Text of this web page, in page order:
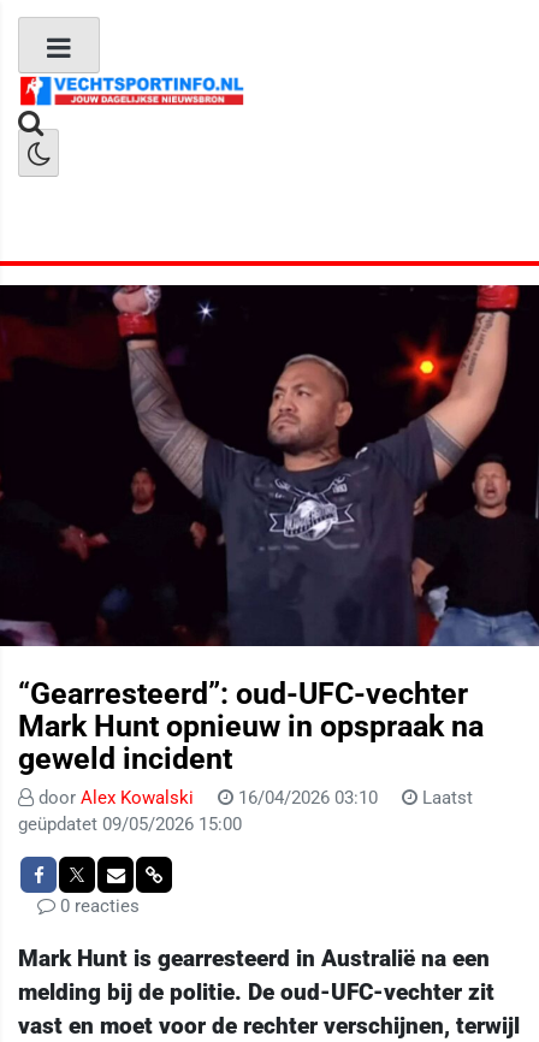
“Gearresteerd”: oud-UFC-vechter
Mark Hunt opnieuw in opspraak na
geweld incident
door Alex Kowalski 16/04/2026 03:10
Laatst
geüpdatet 09/05/2026 15:00
0 reacties
Mark Hunt is gearresteerd in Australië na een
melding bij de politie. De oud-UFC-vechter zit
vast en moet voor de rechter verschijnen, terwijl